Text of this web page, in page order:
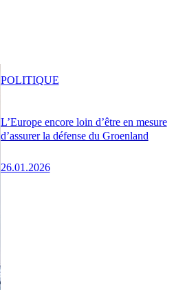
L’Europe encore loin d’être en mesure
d’assurer la défense du Groenland
26.01.2026
POLITIQUE